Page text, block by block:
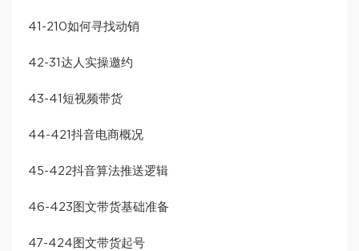
41-210如何寻找动销
42-31达人实操邀约
43-41短视频带货
44-421抖音电商概况
45-422抖音算法推送逻辑
46-423图文带货基础准备
47-424图文带货起号